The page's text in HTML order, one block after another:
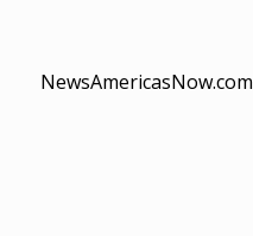
NewsAmericasNow.com